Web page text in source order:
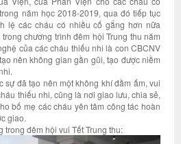
năm học 2018-2019, qua đó tiếp tục
lệ các cháu có nhiều cố gắng hơn nữa
chương trình đêm hội Trung thu năm
của các cháu thiếu nhi là con CBCNV
nên không gian gần gũi, tạo được niềm
sự đã tạo nên một không khí đầm ấm, vui
thiếu nhi, cũng là nơi giao lưu, chia sẻ,
bố mẹ các cháu yên tâm công tác hoàn
giao.
trong đêm hội vui Tết Trung thu: